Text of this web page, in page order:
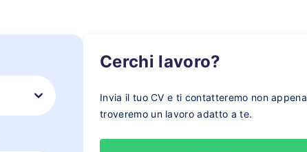
Cerchi lavoro?
Invia il tuo CV e ti contatteremo non appena
troveremo un lavoro adatto a te.